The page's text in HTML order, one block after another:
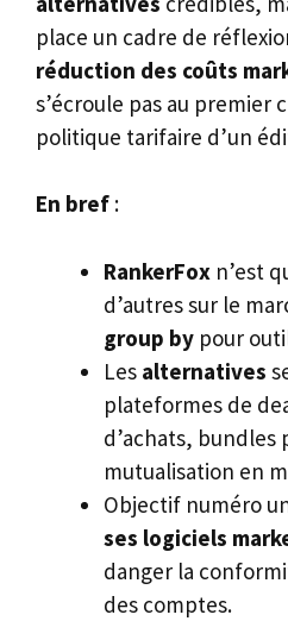
place un cadre de
réduction des coûts
s’écroule pas au premier
politique tarifaire d’un
En bref :
RankerFox n’est
d’autres sur le
group by pour
Les alternatives
plateformes de
d’achats, bundles
mutualisation en
Objectif numéro
ses logiciels
danger la
des comptes.